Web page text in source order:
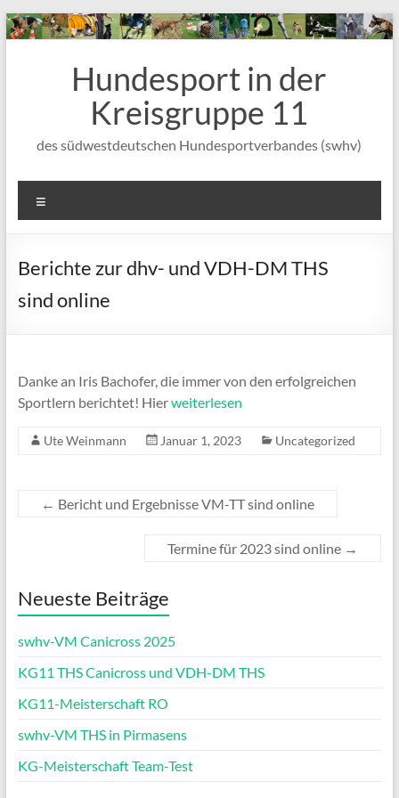
Zum
Inhalt
Hundesport in der
Kreisgruppe 11
des südwestdeutschen Hundesportverbandes (swhv)
Berichte zur dhv- und VDH-DM THS
sind online
Danke an Iris Bachofer, die immer von den erfolgreichen
Sportlern berichtet! Hierweiterlesen
Ute Weinmann Januar 1, 2023 Uncategorized
← Bericht und Ergebnisse VM-TT sind online
Termine für 2023 sind online →
Neueste Beiträge
swhv-VM Canicross 2025
KG11 THS Canicross und VDH-DM THS
KG11-Meisterschaft RO
swhv-VM THS in Pirmasens
KG-Meisterschaft Team-Test